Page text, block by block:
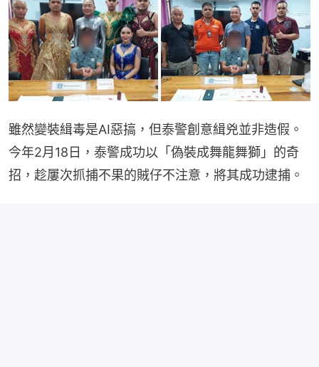
雖然變裝緝毒是AI惡搞，但泰警創意緝兇並非造假。
今年2月18日，泰警成功以「偽裝成舞龍舞獅」的奇
招，趁屢次抓捕不果的賊仔不注意，將其成功逮捕。